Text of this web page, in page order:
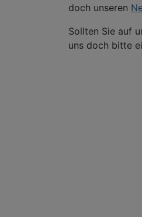
doch unseren
Sollten Sie auf
uns doch bitte